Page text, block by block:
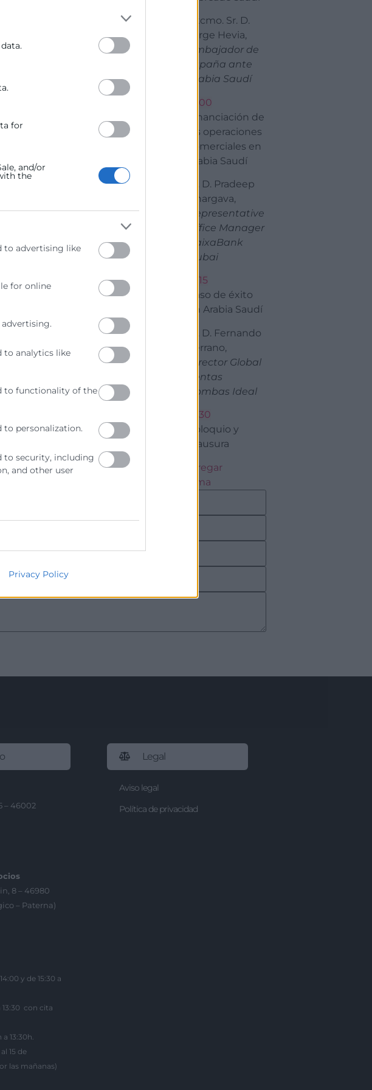
for
and/or
the
to advertising like
for online
to analytics like
to functionality of the
to personalization.
to security, including
and other user
Privacy Policy
organizada por Cámara
Excmo. Sr. D.
Jorge Hevia,
Embajador de
España ante
Arabia Saudí
13:00
Financiación de
las operaciones
comerciales en
Arabia Saudí
Sr. D. Pradeep
Bhargava,
Representative
Office Manager
CaixaBank
Dubai
13:15
Caso de éxito
en Arabia Saudí
Sr. D. Fernando
Serrano,
Director Global
Ventas
Bombas Ideal
13:30
Coloquio y
Clausura
Descarregar
programa
– 46002
8 – 46980
– Paterna)
y de 15:30 a
13:30 con cita
13:30h.
15 de
las mañanas)
Legal
Aviso legal
Política de privacidad